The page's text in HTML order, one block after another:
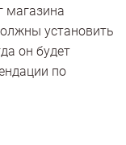
магазина
установить
он будет
по